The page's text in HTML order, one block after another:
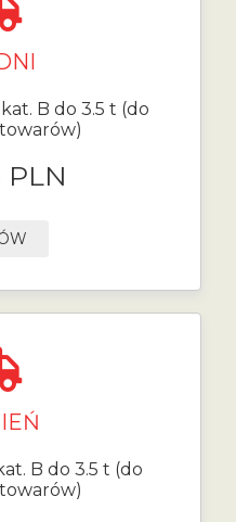
B do 3.5 t (do
PLN
B do 3.5 t (do